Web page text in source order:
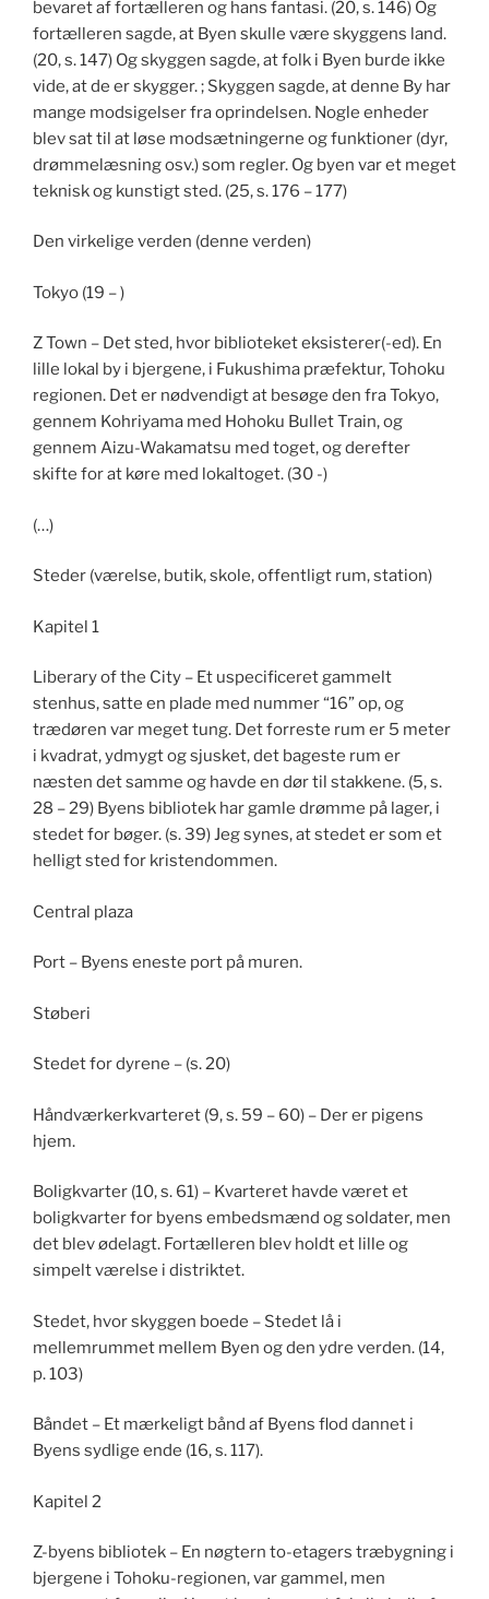
bevaret af fortælleren og hans fantasi. (20, s. 146) Og
fortælleren sagde, at Byen skulle være skyggens land.
(20, s. 147) Og skyggen sagde, at folk i Byen burde ikke
vide, at de er skygger. ; Skyggen sagde, at denne By har
mange modsigelser fra oprindelsen. Nogle enheder
blev sat til at løse modsætningerne og funktioner (dyr,
drømmelæsning osv.) som regler. Og byen var et meget
teknisk og kunstigt sted. (25, s. 176 – 177)
Den virkelige verden (denne verden)
Tokyo (19 – )
Z Town – Det sted, hvor biblioteket eksisterer(-ed). En
lille lokal by i bjergene, i Fukushima præfektur, Tohoku
regionen. Det er nødvendigt at besøge den fra Tokyo,
gennem Kohriyama med Hohoku Bullet Train, og
gennem Aizu-Wakamatsu med toget, og derefter
skifte for at køre med lokaltoget. (30 -)
(…)
Steder (værelse, butik, skole, offentligt rum, station)
Kapitel 1
Liberary of the City – Et uspecificeret gammelt
stenhus, satte en plade med nummer “16” op, og
trædøren var meget tung. Det forreste rum er 5 meter
i kvadrat, ydmygt og sjusket, det bageste rum er
næsten det samme og havde en dør til stakkene. (5, s.
28 – 29) Byens bibliotek har gamle drømme på lager, i
stedet for bøger. (s. 39) Jeg synes, at stedet er som et
helligt sted for kristendommen.
Central plaza
Port – Byens eneste port på muren.
Støberi
Stedet for dyrene – (s. 20)
Håndværkerkvarteret (9, s. 59 – 60) – Der er pigens
hjem.
Boligkvarter (10, s. 61) – Kvarteret havde været et
boligkvarter for byens embedsmænd og soldater, men
det blev ødelagt. Fortælleren blev holdt et lille og
simpelt værelse i distriktet.
Stedet, hvor skyggen boede – Stedet lå i
mellemrummet mellem Byen og den ydre verden. (14,
p. 103)
Båndet – Et mærkeligt bånd af Byens flod dannet i
Byens sydlige ende (16, s. 117).
Kapitel 2
Z-byens bibliotek – En nøgtern to-etagers træbygning i
bjergene i Tohoku-regionen, var gammel, men